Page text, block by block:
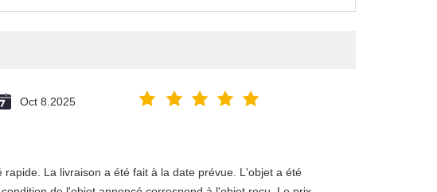
Oct 8.2025
La livraison a été fait à la date prévue. L'objet a été